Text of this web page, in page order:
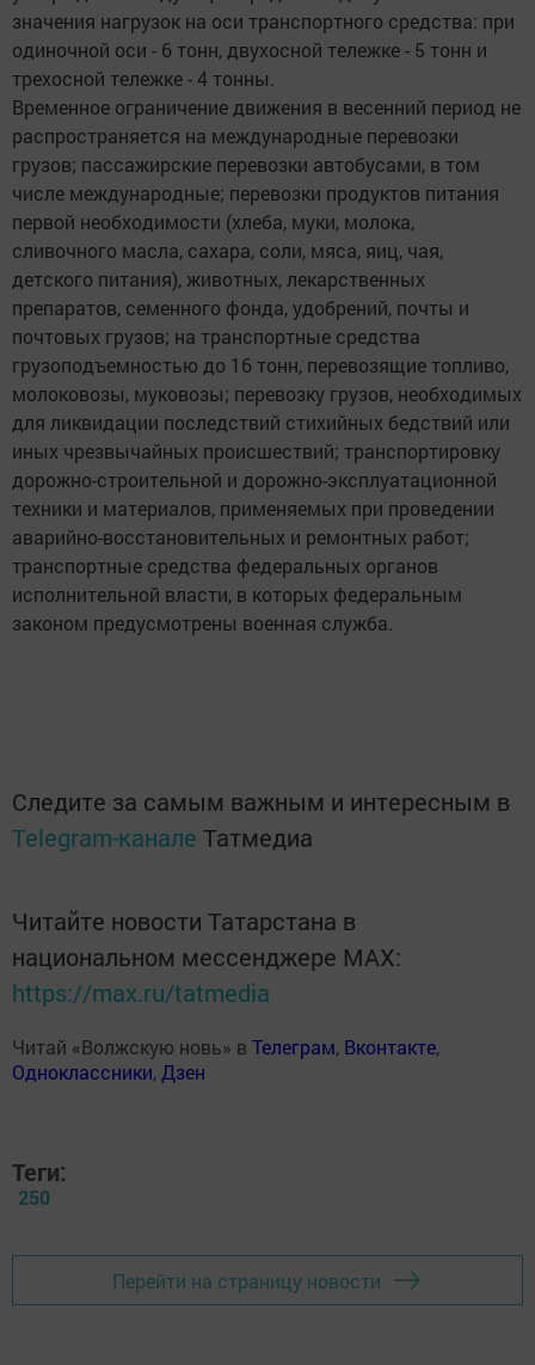
значения нагрузок на оси транспортного средства: при
одиночной оси - 6 тонн, двухосной тележке - 5 тонн и
трехосной тележке - 4 тонны.
Временное ограничение движения в весенний период не
распространяется на международные перевозки
грузов; пассажирские перевозки автобусами, в том
числе международные; перевозки продуктов питания
первой необходимости (хлеба, муки, молока,
сливочного масла, сахара, соли, мяса, яиц, чая,
детского питания), животных, лекарственных
препаратов, семенного фонда, удобрений, почты и
почтовых грузов; на транспортные средства
грузоподъемностью до 16 тонн, перевозящие топливо,
молоковозы, муковозы; перевозку грузов, необходимых
для ликвидации последствий стихийных бедствий или
иных чрезвычайных происшествий; транспортировку
дорожно-строительной и дорожно-эксплуатационной
техники и материалов, применяемых при проведении
аварийно-восстановительных и ремонтных работ;
транспортные средства федеральных органов
исполнительной власти, в которых федеральным
законом предусмотрены военная служба.
Следите за самым важным и интересным в
Telegram-канале Татмедиа
Читайте новости Татарстана в
национальном мессенджере MАХ:
https://max.ru/tatmedia
Читай «Волжскую новь» в Телеграм, Вконтакте,
Одноклассники, Дзен
Теги:
250
Перейти на страницу новости